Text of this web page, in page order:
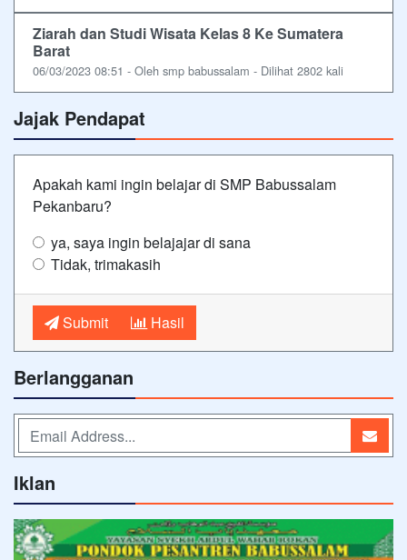
Ziarah dan Studi Wisata Kelas 8 Ke Sumatera
Barat
06/03/2023 08:51 - Oleh smp babussalam - Dilihat 2802 kali
Jajak Pendapat
Apakah kami ingin belajar di SMP Babussalam
Pekanbaru?
ya, saya ingin belajajar di sana
Tidak, trimakasih
Submit Hasil
Berlangganan
Iklan